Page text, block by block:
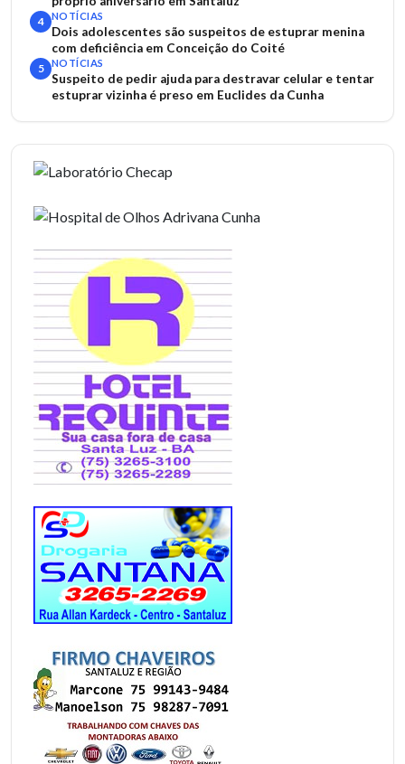
4 NOTÍCIAS
Dois adolescentes são suspeitos de estuprar menina
com deficiência em Conceição do Coité
5 NOTÍCIAS
Suspeito de pedir ajuda para destravar celular e tentar
estuprar vizinha é preso em Euclides da Cunha